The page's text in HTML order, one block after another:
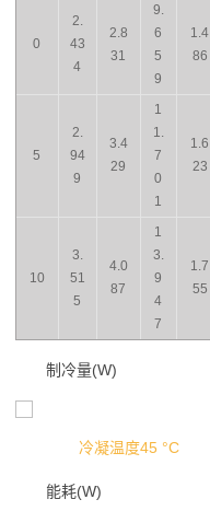
0
2.
43
4
2.8
31
9.
6
5
9
1.4
86
5
2.
94
9
3.4
29
1
1.
7
0
1
1.6
23
10
3.
51
5
4.0
87
1
3.
9
4
7
1.7
55
制冷量(W)
冷凝温度45 °C
能耗(W)